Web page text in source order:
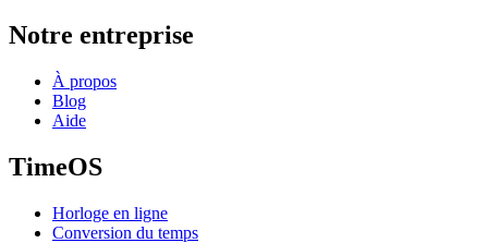
Notre entreprise
À propos
Blog
Aide
TimeOS
Horloge en ligne
Conversion du temps